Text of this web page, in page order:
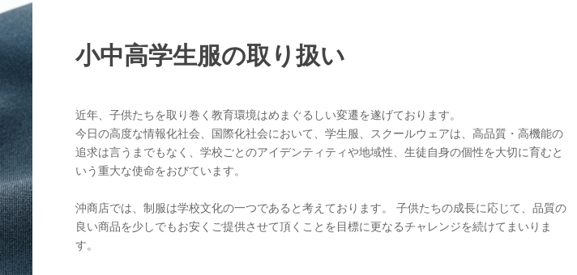
小中高学生服の取り扱い
近年、子供たちを取り巻く教育環境はめまぐるしい変遷を遂げております。
今日の高度な情報化社会、国際化社会において、学生服、スクールウェアは、高品質・高機能の
追求は言うまでもなく、学校ごとのアイデンティティや地域性、生徒自身の個性を大切に育むと
いう重大な使命をおびています。
沖商店では、制服は学校文化の一つであると考えております。 子供たちの成長に応じて、品質の
良い商品を少しでもお安くご提供させて頂くことを目標に更なるチャレンジを続けてまいりま
す。